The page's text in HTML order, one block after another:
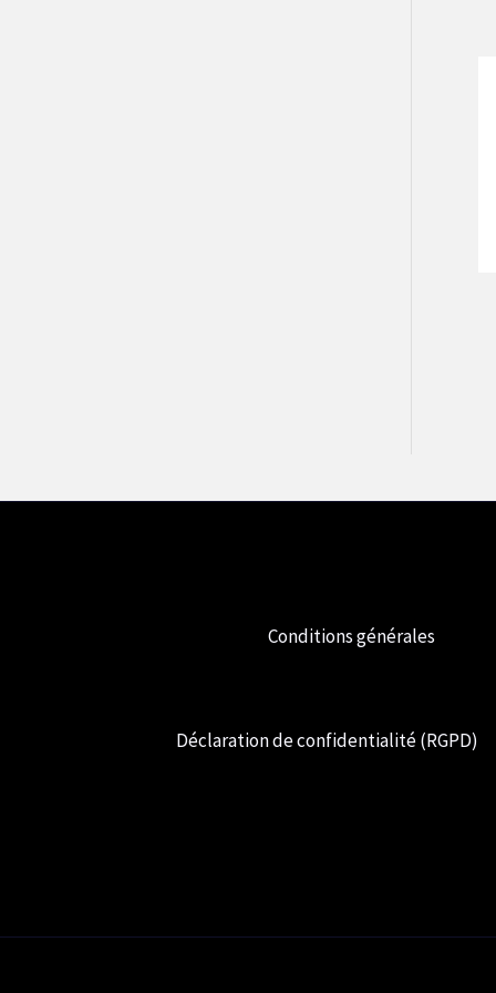
Conditions générales
Déclaration de confidentialité (RGPD)